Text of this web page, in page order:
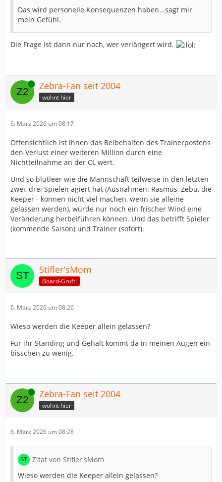
Das wird personelle Konsequenzen haben...sagt mir
mein Gefühl.
Die Frage ist dann nur noch, wer verlängert wird.
Online Zebra-Fan seit 2004
wohnt hier
6. März 2026 um 08:17
Offensichtlich ist ihnen das Beibehalten des Trainerpostens
den Verlust einer weiteren Million durch eine
Nichtteilnahme an der CL wert.
Und so blutleer wie die Mannschaft teilweise in den letzten
zwei, drei Spielen agiert hat (Ausnahmen: Rasmus, Zebu, die
Keeper - können nicht viel machen, wenn sie alleine
gelassen werden), würde nur noch ein frischer Wind eine
Veränderung herbeiführen können. Und das betrifft Spieler
(kommende Saison) und Trainer (sofort).
Stifler'sMom
Board-Grufti
6. März 2026 um 08:26
Wieso werden die Keeper allein gelassen?
Für ihr Standing und Gehalt kommt da in meinen Augen ein
bisschen zu wenig.
Online Zebra-Fan seit 2004
wohnt hier
6. März 2026 um 08:28
Zitat von Stifler'sMom
Wieso werden die Keeper allein gelassen?